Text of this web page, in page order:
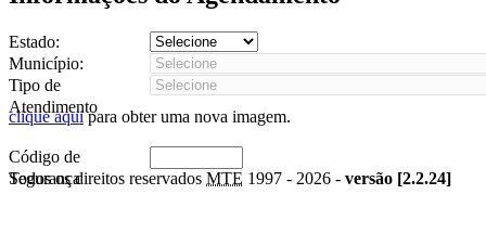
Estado:
Município:
Tipo de
Atendimento
clique aquipara obter uma nova imagem.
Código de
Segurança
Todos os direitos reservados MTE 1997 - 2026 - versão [2.2.24]